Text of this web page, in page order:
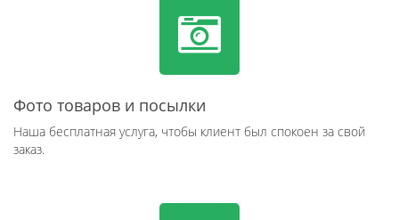
Фото товаров и посылки
Наша бесплатная услуга, чтобы клиент был спокоен за свой
заказ.